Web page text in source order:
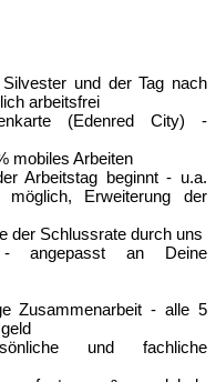
und der Tag nach
arbeitsfrei
(Edenred City) -
mobiles Arbeiten
Arbeitstag beginnt - u.a.
Erweiterung der
der Schlussrate durch uns
- angepasst an Deine
Zusammenarbeit - alle 5
und fachliche